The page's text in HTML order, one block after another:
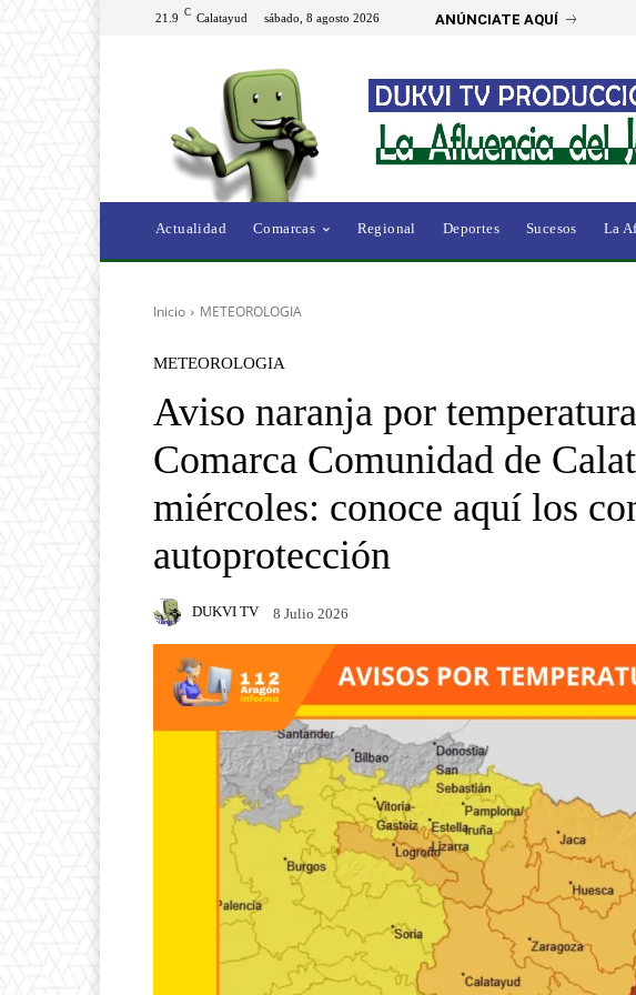
21.9 C Calatayud sábado, 8 agosto 2026 ANÚNCIATE AQUÍ
Actualidad Comarcas Regional Deportes Sucesos La
Inicio METEOROLOGIA
METEOROLOGIA
Aviso naranja por
Comarca Comunidad de
miércoles: conoce aquí los
autoprotección
DUKVI TV 8 Julio 2026